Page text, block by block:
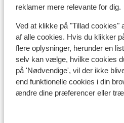
reklamer mere relevante for dig.
Ved at klikke på "Tillad cookies"
af alle cookies. Hvis du klikker
flere oplysninger, herunder en
selv kan vælge, hvilke cookies
på 'Nødvendige', vil der ikke
end funktionelle cookies i din
ændre dine præferencer eller
Det tyrkiske køkken er
Hotellerne tilbyder ofte
internationalt præg. Tyrkiet
kebab-sandwiches. Hvis du
nyde en kop tyrkisk te
baklava til.
Vi anbefaler, at du kun